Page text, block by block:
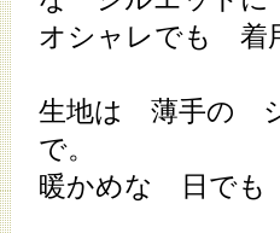
オシャレでも 着
生地は 薄手の
で。
暖かめな 日でも